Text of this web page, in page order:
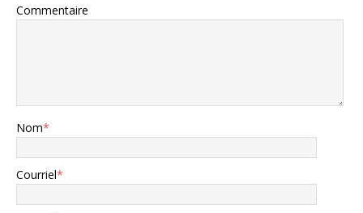
Commentaire
Nom*
Courriel*